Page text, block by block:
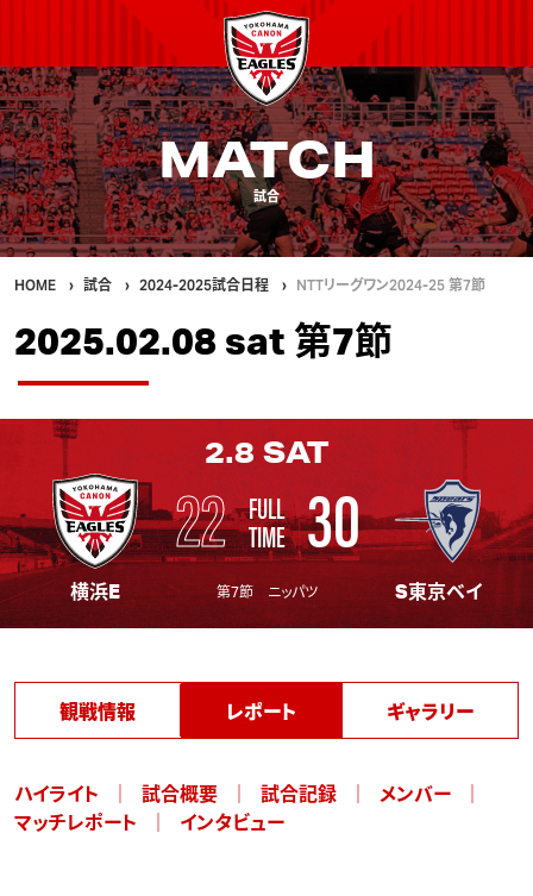
MATCH
試合
HOME 試合 2024-2025試合日程 NTTリーグワン2024-25 第7節
2025.02.08 sat 第7節
2.8 SAT
22 FULL
TIME 30
横浜E 第7節 ニッパツ S東京ベイ
観戦情報 レポート ギャラリー
ハイライト 試合概要 試合記録
メンバー
マッチレポート
インタビュー